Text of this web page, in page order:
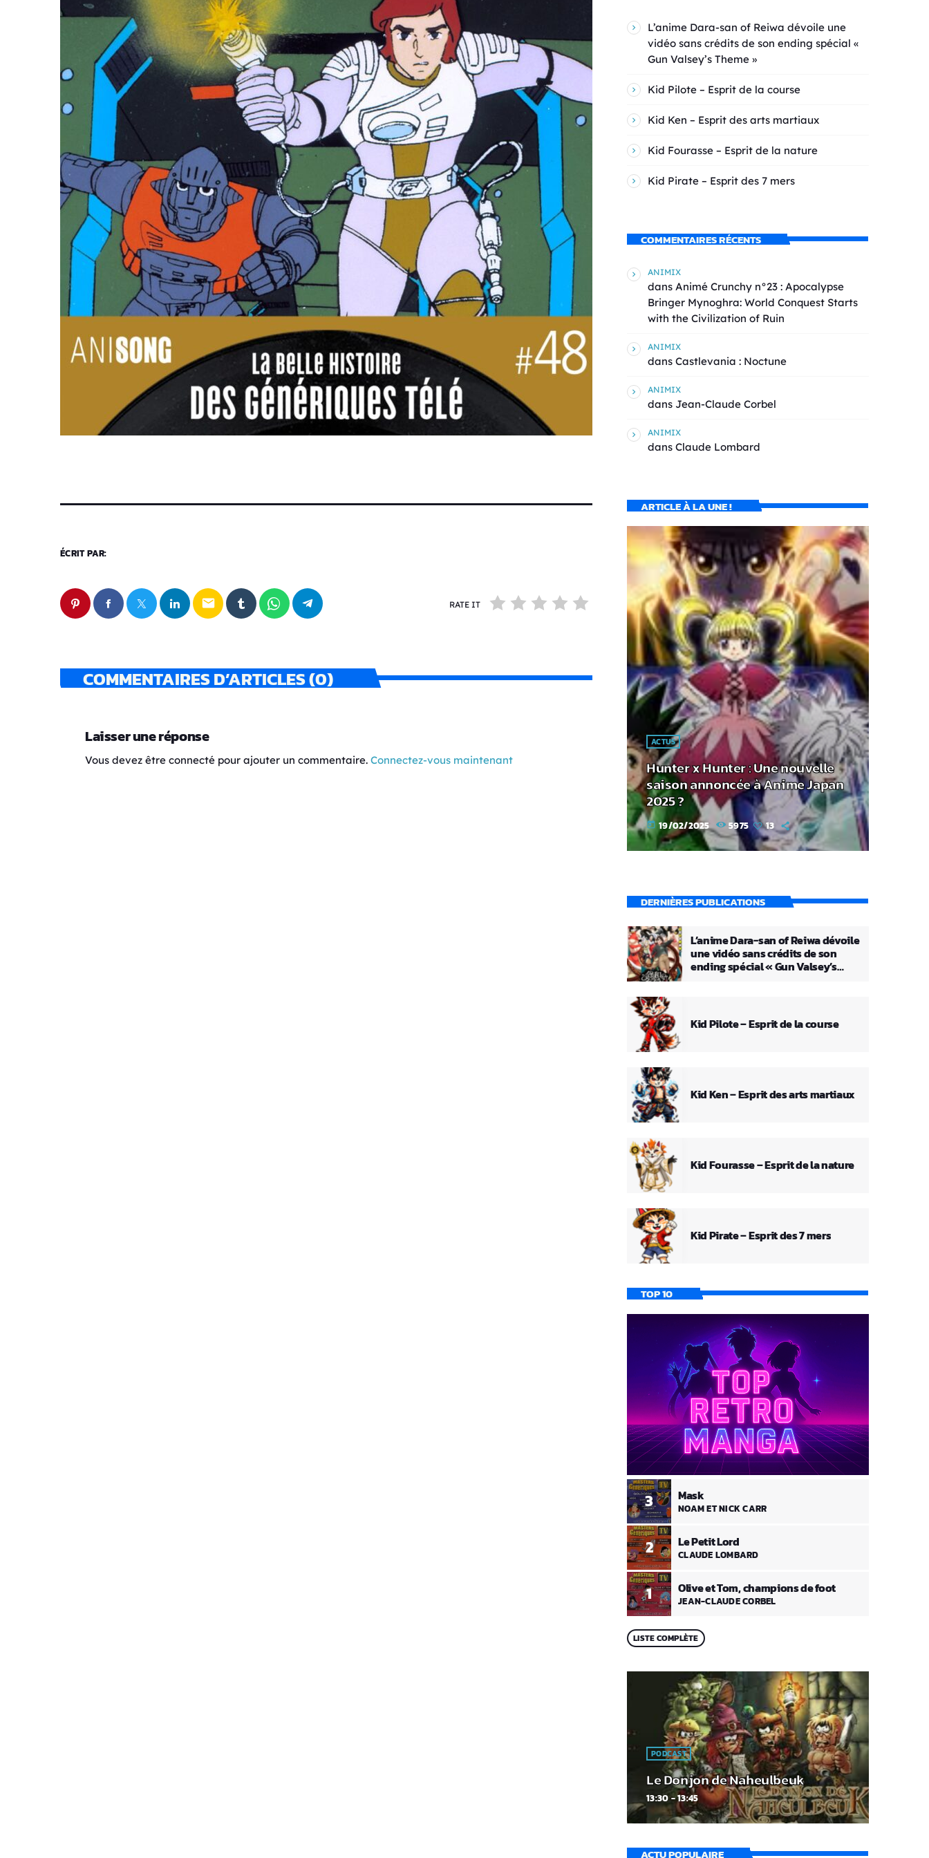
ÉCRIT PAR:
email RATE IT
COMMENTAIRES D’ARTICLES (0)
Laisser une réponse
Vous devez être connecté pour ajouter un commentaire. Connectez-vous maintenant
L’anime Dara-san of Reiwa dévoile une
vidéo sans crédits de son ending spécial «
Gun Valsey’s Theme »
Kid Pilote – Esprit de la course
Kid Ken – Esprit des arts martiaux
Kid Fourasse – Esprit de la nature
Kid Pirate – Esprit des 7 mers
COMMENTAIRES RÉCENTS
ANIMIX
dans Animé Crunchy n°23 : Apocalypse
Bringer Mynoghra: World Conquest Starts
with the Civilization of Ruin
ANIMIX
dans Castlevania : Noctune
ANIMIX
dans Jean-Claude Corbel
ANIMIX
dans Claude Lombard
ARTICLE À LA UNE !
ACTUS
Hunter x Hunter : Une nouvelle
saison annoncée à Anime Japan
2025 ?
today 19/02/2025 5975 13
DERNIÈRES PUBLICATIONS
L’anime Dara-san of Reiwa dévoile
une vidéo sans crédits de son
ending spécial « Gun Valsey’s
Kid Pilote – Esprit de la course
Kid Ken – Esprit des arts martiaux
Kid Fourasse – Esprit de la nature
Kid Pirate – Esprit des 7 mers
TOP 10
1 Olive et Tom, champions de foot
JEAN-CLAUDE CORBEL
2 Le Petit Lord
CLAUDE LOMBARD
3 Mask
NOAM ET NICK CARR
LISTE COMPLÈTE
PODCAST
Le Donjon de Naheulbeuk
13:30 - 13:45
ACTU POPULAIRE